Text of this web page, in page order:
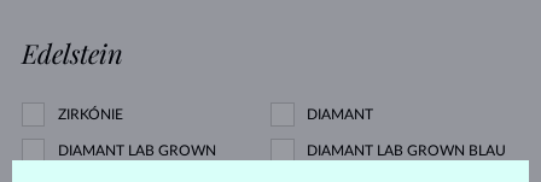
Edelstein
ZIRKÓNIE DIAMANT
DIAMANT LAB GROWN DIAMANT LAB GROWN BLAU